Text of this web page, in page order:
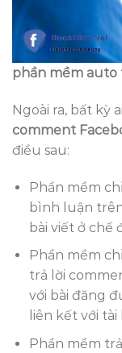
phần mềm auto
Ngoài ra, bất kỳ
comment
điều sau:
Phần mềm
bình luận
bài viết ở chế
Phần mềm
trả lời
với bài đăng
liên kết với
Phần mềm